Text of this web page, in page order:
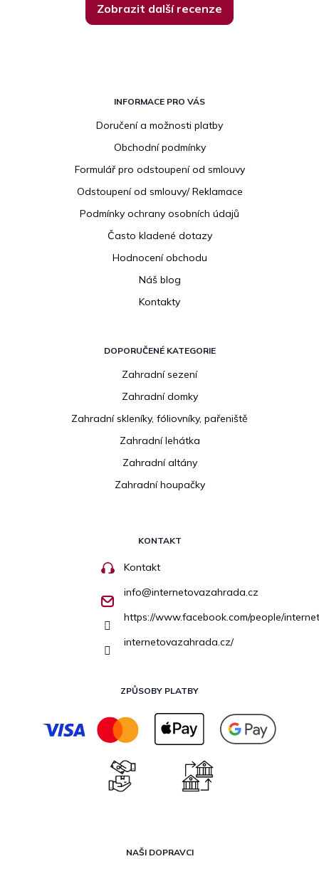
Zobrazit další recenze
INFORMACE PRO VÁS
Doručení a možnosti platby
Obchodní podmínky
Formulář pro odstoupení od smlouvy
Odstoupení od smlouvy/ Reklamace
Podmínky ochrany osobních údajů
Často kladené dotazy
Hodnocení obchodu
Náš blog
Kontakty
DOPORUČENÉ KATEGORIE
Zahradní sezení
Zahradní domky
Zahradní skleníky, fóliovníky, pařeniště
Zahradní lehátka
Zahradní altány
Zahradní houpačky
KONTAKT
Kontakt
info@internetovazahrada.cz
https://www.facebook.com/people/
internetovazahrada.cz/
ZPŮSOBY PLATBY
NAŠI DOPRAVCI